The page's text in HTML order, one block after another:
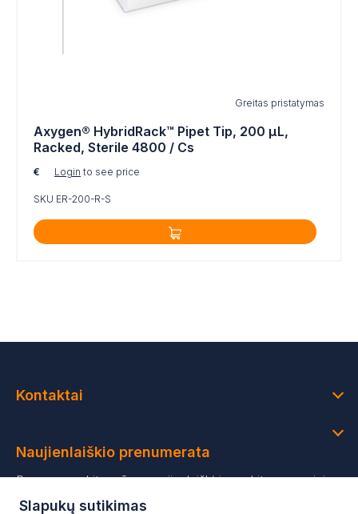
Slapukų sutikimas
Greitas pristatymas
Axygen® HybridRack™ Pipet Tip, 200 µL,
Racked, Sterile 4800 / Cs
€ Login to see price
SKU ER-200-R-S
Kontaktai
Naujienlaiškio prenumerata
Prenumeruokite mūsų naujienlaiškį ir gaukite asmeninius
pasiūlymus bei šviežiausias naujienas